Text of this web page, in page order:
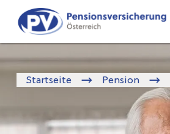
Seiteninhalt
springen
Navigation
springen
Startseite Pension